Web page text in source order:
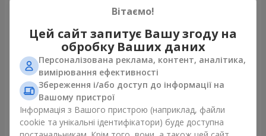
Букет "Дежавю"
2 822 грн
Замовити
Квіти в коробці "Моє серце"
Замовити
Вітаємо!
Цей сайт запитує Вашу згоду на
обробку Ваших даних
Персоналізована реклама, контент, аналітика,
вимірювання ефективності
Збереження і/або доступ до інформації на
Вашому пристрої
Інформація з Вашого пристрою (наприклад, файли
cookie та унікальні ідентифікатори) буде доступна